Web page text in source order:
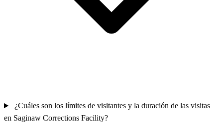
¿Cuáles son los límites de visitantes y la duración de las visitas
en Saginaw Corrections Facility?